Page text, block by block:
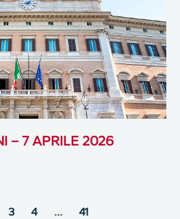
– 7 APRILE 2026
3 4 … 41